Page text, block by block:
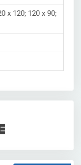
х 120; 120 х 90;